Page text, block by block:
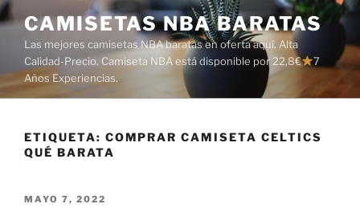
Saltar
al
contenido
CAMISETAS NBA BARATAS
Las mejores camisetas NBA baratas en oferta aquí. Alta
Calidad-Precio. Camiseta NBA está disponible por 22,8€
7
Años Experiencias.
ETIQUETA: COMPRAR CAMISETA CELTICS
QUÉ BARATA
PUBLICADO
MAYO 7, 2022